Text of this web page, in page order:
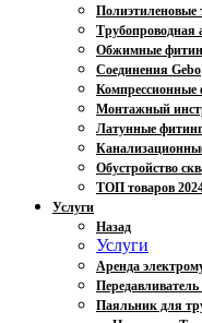
Полиэтиленовые
Трубопроводная
Обжимные
Соединения Gebo
Компрессионные
Монтажный
Латунные
Обустройство
ТОП товаров
Услуги
Назад
Услуги
Аренда
Паяльник для